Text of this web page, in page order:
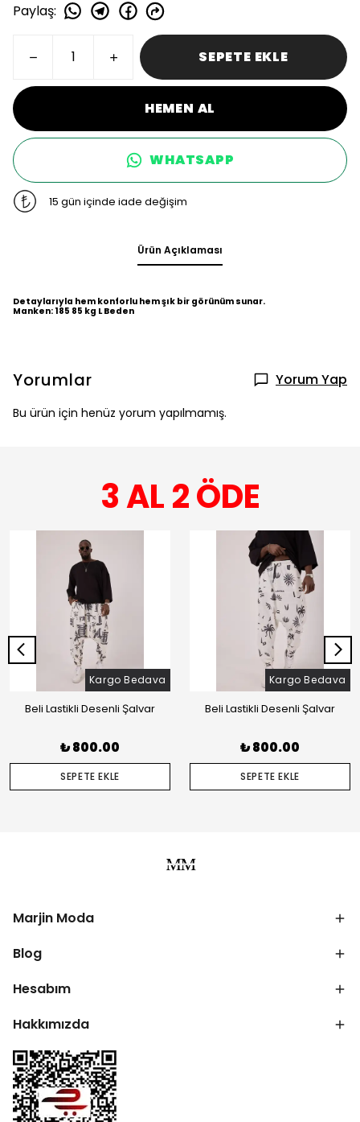
Paylaş:
SEPETE EKLE
HEMEN AL
WHATSAPP
15 gün içinde iade değişim
Ürün Açıklaması
Detaylarıyla hem konforlu hem şık bir görünüm sunar.
Manken: 185 85 kg L Beden
Yorumlar Yorum Yap
Bu ürün için henüz yorum yapılmamış.
3 AL 2 ÖDE
Kargo Bedava
Beli Lastikli Desenli Şalvar
₺ 800.00
SEPETE EKLE
Kargo Bedava
Beli Lastikli Desenli Şalvar
₺ 800.00
SEPETE EKLE
Marjin Moda
Blog
Hesabım
Hakkımızda